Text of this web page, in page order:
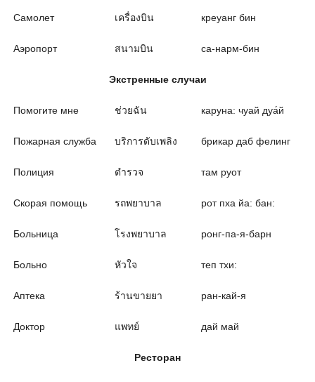
Самолет เครื่องบิน креуанг бин
Аэропорт สนามบิน са-нарм-бин
Экстренные случаи
Помогите мне ช่วยฉัน каруна: чуай дуа́й
Пожарная служба บริการดับเพลิง брикар даб фелинг
Полиция ตำรวจ там руот
Скорая помощь รถพยาบาล рот пха йа: бан:
Больница โรงพยาบาล ронг-па-я-барн
Больно หัวใจ теп тхи:
Аптека ร้านขายยา ран-кай-я
Доктор แพทย์ дай май
Ресторан